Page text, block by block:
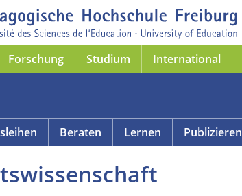
Forschung Studium International
Beraten Lernen Publizieren